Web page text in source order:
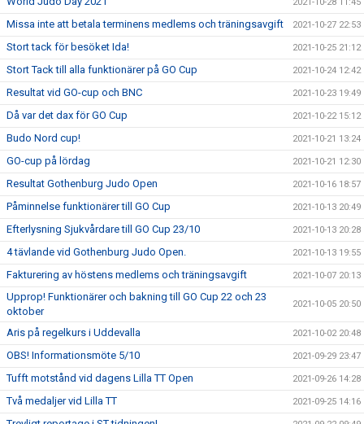
Missa inte att betala terminens medlems och träningsavgift 2021-10-27 22:53
Stort tack för besöket Ida! 2021-10-25 21:12
Stort Tack till alla funktionärer på GO Cup 2021-10-24 12:42
Resultat vid GO-cup och BNC 2021-10-23 19:49
Då var det dax för GO Cup 2021-10-22 15:12
Budo Nord cup! 2021-10-21 13:24
GO-cup på lördag 2021-10-21 12:30
Resultat Gothenburg Judo Open 2021-10-16 18:57
Påminnelse funktionärer till GO Cup 2021-10-13 20:49
Efterlysning Sjukvårdare till GO Cup 23/10 2021-10-13 20:28
4 tävlande vid Gothenburg Judo Open. 2021-10-13 19:55
Fakturering av höstens medlems och träningsavgift 2021-10-07 20:13
Upprop! Funktionärer och bakning till GO Cup 22 och 23
oktober
2021-10-05 20:50
Aris på regelkurs i Uddevalla 2021-10-02 20:48
OBS! Informationsmöte 5/10 2021-09-29 23:47
Tufft motstånd vid dagens Lilla TT Open 2021-09-26 14:28
Två medaljer vid Lilla TT 2021-09-25 14:16